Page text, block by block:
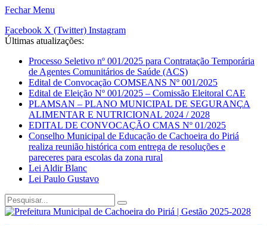
Fechar Menu
Facebook X (Twitter) Instagram
Últimas atualizações:
Processo Seletivo nº 001/2025 para Contratação Temporária
de Agentes Comunitários de Saúde (ACS)
Edital de Convocação COMSEANS Nº 001/2025
Edital de Eleição Nº 001/2025 – Comissão Eleitoral CAE
PLAMSAN – PLANO MUNICIPAL DE SEGURANÇA
ALIMENTAR E NUTRICIONAL 2024 / 2028
EDITAL DE CONVOCAÇÃO CMAS Nº 01/2025
Conselho Municipal de Educação de Cachoeira do Piriá
realiza reunião histórica com entrega de resoluções e
pareceres para escolas da zona rural
Lei Aldir Blanc
Lei Paulo Gustavo